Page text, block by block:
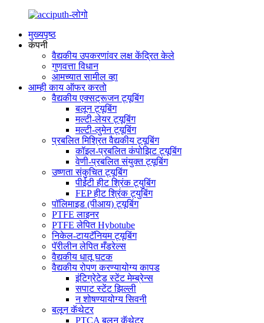
मुख्यपृष्ठ
कंपनी
वैद्यकीय उपकरणांवर लक्ष केंद्रित केले
गुणवत्ता विधान
आमच्यात सामील व्हा
आम्ही काय ऑफर करतो
वैद्यकीय एक्सट्रूजन ट्यूबिंग
बलून ट्यूबिंग
मल्टी-लेयर ट्यूबिंग
मल्टी-लुमेन ट्यूबिंग
प्रबलित मिश्रित वैद्यकीय ट्यूबिंग
कॉइल-प्रबलित कंपोझिट ट्यूबिंग
वेणी-प्रबलित संयुक्त ट्यूबिंग
उष्णता संकुचित ट्यूबिंग
पीईटी हीट श्रिंक ट्युबिंग
FEP हीट श्रिंक ट्युबिंग
पॉलिमाइड (पीआय) ट्यूबिंग
PTFE लाइनर
PTFE लेपित Hybotube
निकेल-टायटॅनियम ट्यूबिंग
पॅरीलीन लेपित मँडरेल्स
वैद्यकीय धातू घटक
वैद्यकीय रोपण करण्यायोग्य कापड
इंटिग्रेटेड स्टेंट मेम्ब्रेन्स
सपाट स्टेंट झिल्ली
न शोषण्यायोग्य सिवनी
बलून कॅथेटर
PTCA बलून कॅथेटर